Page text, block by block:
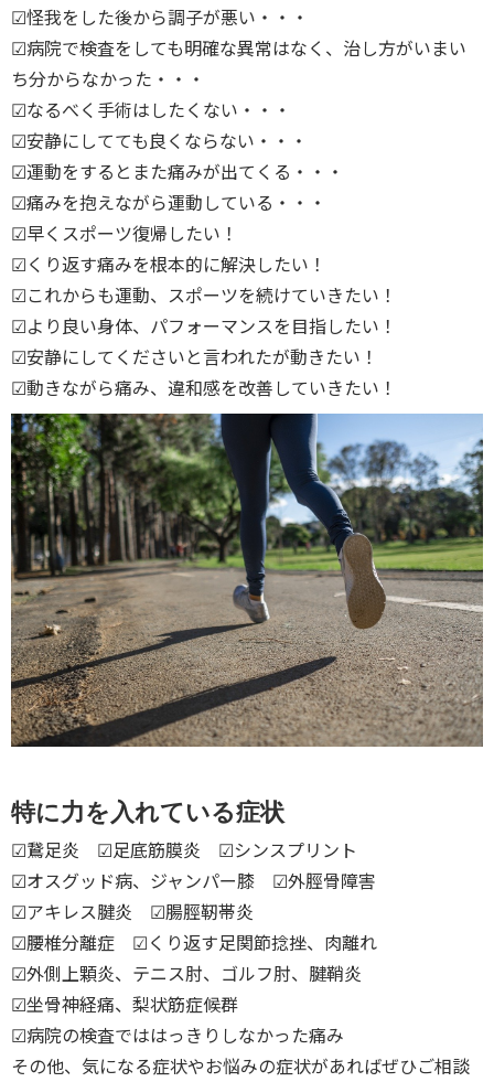
☑︎怪我をした後から調子が悪い・・・
☑︎病院で検査をしても明確な異常はなく、治し方がいまい
ち分からなかった・・・
☑︎なるべく手術はしたくない・・・
☑︎安静にしてても良くならない・・・
☑︎運動をするとまた痛みが出てくる・・・
☑︎痛みを抱えながら運動している・・・
☑︎早くスポーツ復帰したい！
☑︎くり返す痛みを根本的に解決したい！
☑︎これからも運動、スポーツを続けていきたい！
☑︎より良い身体、パフォーマンスを目指したい！
☑︎安静にしてくださいと言われたが動きたい！
☑︎動きながら痛み、違和感を改善していきたい！
特に力を入れている症状
☑︎鵞足炎 ☑︎足底筋膜炎 ☑︎シンスプリント
☑︎オスグッド病、ジャンパー膝 ☑︎外脛骨障害
☑︎アキレス腱炎 ☑︎腸脛靭帯炎
☑︎腰椎分離症 ☑︎くり返す足関節捻挫、肉離れ
☑︎外側上顆炎、テニス肘、ゴルフ肘、腱鞘炎
☑︎坐骨神経痛、梨状筋症候群
☑︎病院の検査でははっきりしなかった痛み
その他、気になる症状やお悩みの症状があればぜひご相談